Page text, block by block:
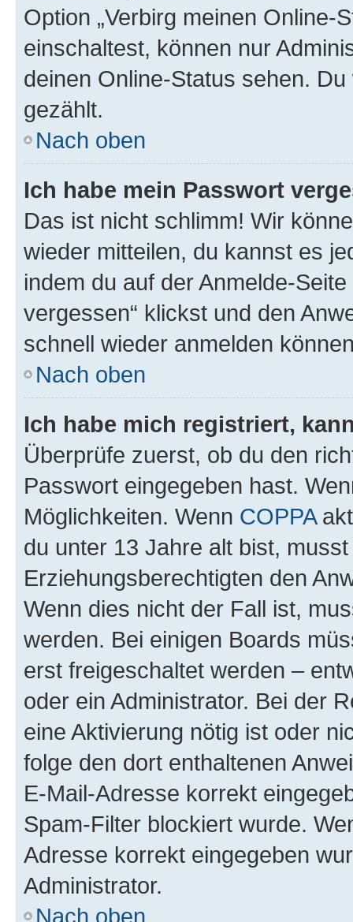
Option „Verbirg meinen Online-
einschaltest, können nur
deinen Online-Status sehen.
gezählt.
Nach oben
Ich habe mein Passwort
Das ist nicht schlimm! Wir
wieder mitteilen, du kannst es
indem du auf der Anmelde-
vergessen“ klickst und den
schnell wieder anmelden
Nach oben
Ich habe mich registriert,
Überprüfe zuerst, ob du den
Passwort eingegeben hast.
Möglichkeiten. Wenn COPPA
du unter 13 Jahre alt bist,
Erziehungsberechtigten den
Wenn dies nicht der Fall ist,
werden. Bei einigen Boards
erst freigeschaltet werden –
oder ein Administrator. Bei der
eine Aktivierung nötig ist oder
folge den dort enthaltenen
E-Mail-Adresse korrekt
Spam-Filter blockiert wurde.
Adresse korrekt eingegeben
Administrator.
Nach oben